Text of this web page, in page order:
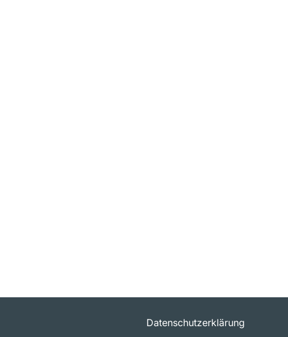
Datenschutzerklärung